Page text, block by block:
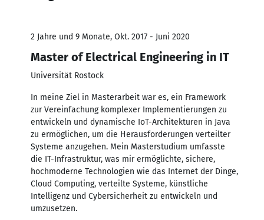
2 Jahre und 9 Monate, Okt. 2017 - Juni 2020
Master of Electrical Engineering in IT
Universität Rostock
In meine Ziel in Masterarbeit war es, ein Framework
zur Vereinfachung komplexer Implementierungen zu
entwickeln und dynamische IoT-Architekturen in Java
zu ermöglichen, um die Herausforderungen verteilter
Systeme anzugehen. Mein Masterstudium umfasste
die IT-Infrastruktur, was mir ermöglichte, sichere,
hochmoderne Technologien wie das Internet der Dinge,
Cloud Computing, verteilte Systeme, künstliche
Intelligenz und Cybersicherheit zu entwickeln und
umzusetzen.